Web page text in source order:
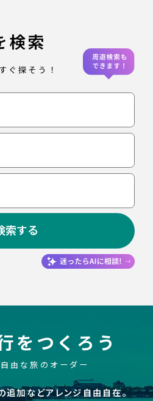
検索
ぐ探そう！
索する
をつくろう
自由な旅のオーダー
追加などアレンジ自由自在。